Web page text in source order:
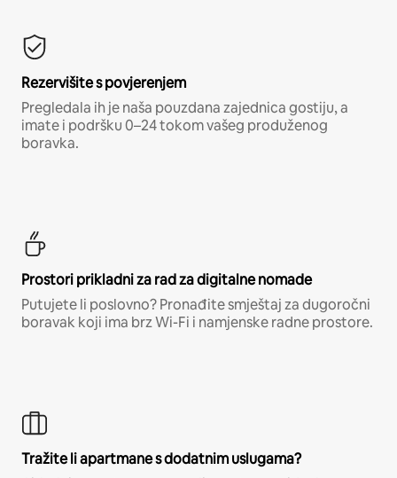
Rezervišite s povjerenjem
Pregledala ih je naša pouzdana zajednica gostiju, a
imate i podršku 0–24 tokom vašeg produženog
boravka.
Prostori prikladni za rad za digitalne nomade
Putujete li poslovno? Pronađite smještaj za dugoročni
boravak koji ima brz Wi-Fi i namjenske radne prostore.
Tražite li apartmane s dodatnim uslugama?